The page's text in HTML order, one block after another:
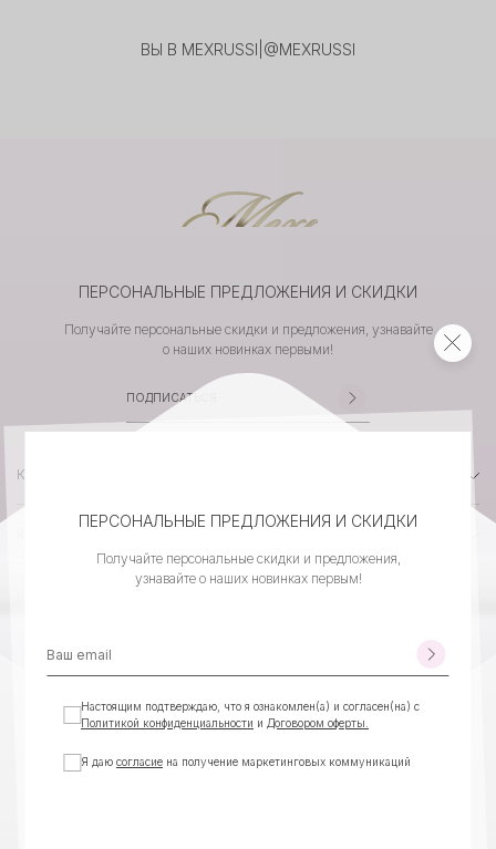
ВЫ В MEXRUSSI @MEXRUSSI
ПЕРСОНАЛЬНЫЕ ПРЕДЛОЖЕНИЯ И СКИДКИ
Получайте персональные скидки и предложения, узнавайте
о наших новинках первыми!
КАТАЛОГ
КОНТАКТЫ
ПЕРСОНАЛЬНЫЕ ПРЕДЛОЖЕНИЯ И СКИДКИ
Получайте персональные скидки и предложения,
узнавайте о наших новинках первым!
Настоящим подтверждаю, что я ознакомлен(а) и согласен(на) с
Политикой конфиденциальности и Договором оферты.
Я даю согласие на получение маркетинговых коммуникаций